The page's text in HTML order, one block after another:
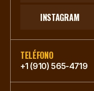
INSTAGRAM
TELÉFONO
+1 (910) 565-4719